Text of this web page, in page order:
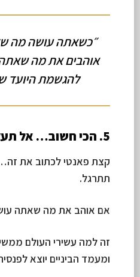
״כשאתה עושה מה
אוהבים את מה
להגשמת היועד
5. הכי חשוב… אל תעצור לעולם
קצת פאנטי לכתוב את זה…
תתרגל.
אם אוהב את מה שאתה
ומעמד הביניים יוצא